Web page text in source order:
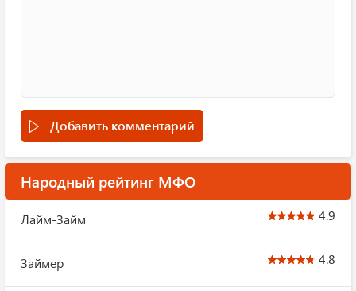
Добавить комментарий
Народный рейтинг МФО
Лайм-Займ 4.9
Займер 4.8